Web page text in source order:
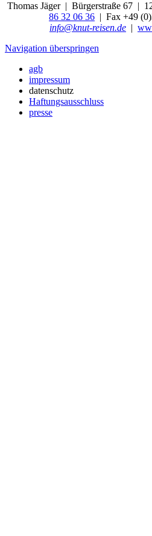
Thomas Jäger | Bürgerstraße 67 |
86 32 06 36 | Fax +49
info@knut-reisen.de |
Navigation überspringen
agb
impressum
datenschutz
Haftungsausschluss
presse